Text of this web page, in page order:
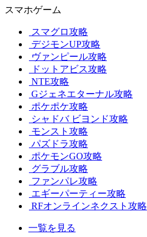
スマホゲーム
スマグロ攻略
デジモンUP攻略
ヴァンピール攻略
ドットアビス攻略
NTE攻略
Gジェネエターナル攻略
ポケポケ攻略
シャドバ ビヨンド攻略
モンスト攻略
パズドラ攻略
ポケモンGO攻略
グラブル攻略
ファンパレ攻略
エギーパーティー攻略
RFオンラインネクスト攻略
一覧を見る